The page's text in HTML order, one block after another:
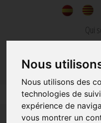
Nous
Nous utilisons des
technologies de
expérience de
vous montrer un
Qui